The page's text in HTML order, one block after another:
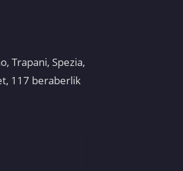
Trapani, Spezia,
117 beraberlik